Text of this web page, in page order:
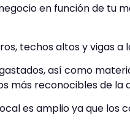
en función de tu
techos altos y vigas a
así como
más reconocibles de la
es amplio ya que los